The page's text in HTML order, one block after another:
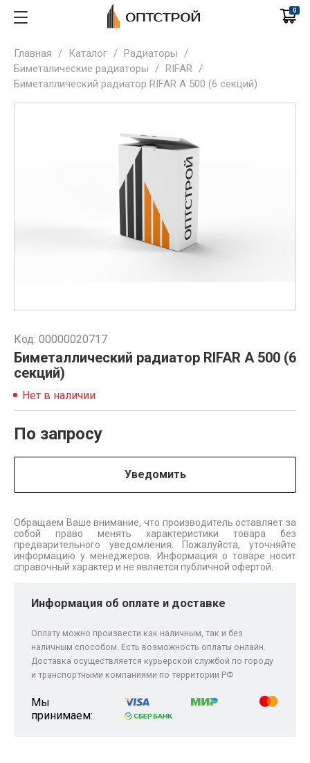
0
Главная / Каталог / Радиаторы /
Биметалические радиаторы / RIFAR /
Биметаллический радиатор RIFAR A 500 (6 секций)
Код: 00000020717
Биметаллический радиатор RIFAR A 500 (6
секций)
Нет в наличии
По запросу
Уведомить
Обращаем Ваше внимание, что производитель оставляет за
собой право менять характеристики товара без
предварительного уведомления. Пожалуйста, уточняйте
информацию у менеджеров. Информация о товаре носит
справочный характер и не является публичной офертой.
Информация об оплате и доставке
Оплату можно произвести как наличным, так и без
наличным способом. Есть возможность оплаты онлайн.
Доставка осуществляется курьерской службой по городу
и транспортными компаниями по территории РФ
Мы
принимаем: